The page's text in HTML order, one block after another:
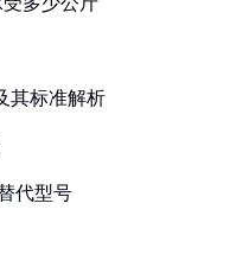
其标准解析
代型号